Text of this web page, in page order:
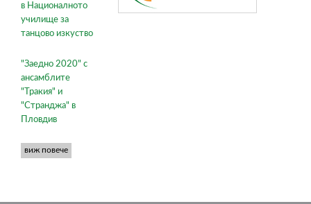
в Националното
училище за
танцово изкуство
"Заедно 2020" с
ансамблите
"Тракия" и
"Странджа" в
Пловдив
виж повече